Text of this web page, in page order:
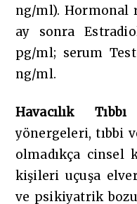
ng/ml). Hormonal
ay sonra
pg/ml; serum
ng/ml.
Havacılık
yönergeleri, tıbbi
olmadıkça cinsel
kişileri uçuşa
ve psikiyatrik